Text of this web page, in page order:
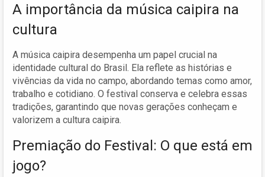
A importância da música caipira na
cultura
A música caipira desempenha um papel crucial na
identidade cultural do Brasil. Ela reflete as histórias e
vivências da vida no campo, abordando temas como amor,
trabalho e cotidiano. O festival conserva e celebra essas
tradições, garantindo que novas gerações conheçam e
valorizem a cultura caipira.
Premiação do Festival: O que está em
jogo?